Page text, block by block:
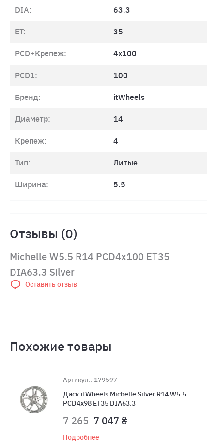
DIA: 63.3
ET: 35
PCD+Крепеж: 4x100
PCD1: 100
Бренд: itWheels
Диаметр: 14
Крепеж: 4
Тип: Литые
Ширина: 5.5
Отзывы (0)
Michelle W5.5 R14 PCD4x100 ET35
DIA63.3 Silver
Оставить отзыв
Похожие товары
Артикул:: 179597
Диск itWheels Michelle Silver R14 W5.5
PCD4x98 ET35 DIA63.3
7 265 7 047 ₴
Подробнее